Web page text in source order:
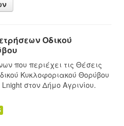
Οδικού
που περιέχει τις Θέσεις
Κυκλοφοριακού Θορύβου
στον Δήμο Αγρινίου.